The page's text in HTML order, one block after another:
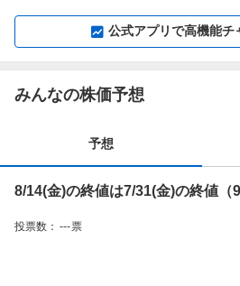
公式アプリで高機能チ
みんなの株価予想
予想
8/14(金)の終値は7/31(金)の終値（
投票数： ---票